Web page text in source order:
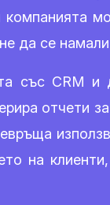
да се
със CRM
отчети
на